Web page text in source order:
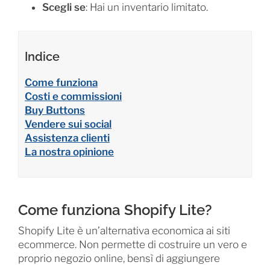
Scegli se: Hai un inventario limitato.
Indice
Come funziona
Costi e commissioni
Buy Buttons
Vendere sui social
Assistenza clienti
La nostra opinione
Come funziona Shopify Lite?
Shopify Lite è un’alternativa economica ai siti
ecommerce. Non permette di costruire un vero e
proprio negozio online, bensì di aggiungere